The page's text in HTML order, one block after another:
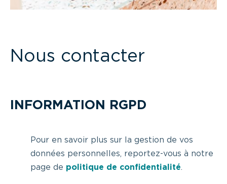
Nous contacter
INFORMATION RGPD
Pour en savoir plus sur la gestion de vos
données personnelles, reportez-vous à notre
page de politique de confidentialité.